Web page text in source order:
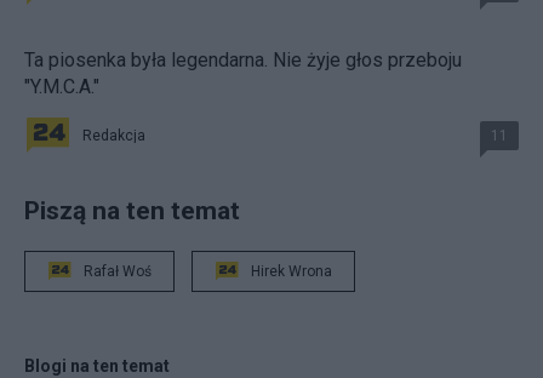
Ta piosenka była legendarna. Nie żyje głos przeboju
"Y.M.C.A."
Redakcja 11
Piszą na ten temat
Rafał Woś Hirek Wrona
Blogi na ten temat